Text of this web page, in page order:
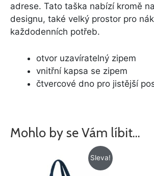
adrese. Tato taška nabízí kromě
designu, také velký prostor pro
každodenních potřeb.
otvor uzavíratelný zipem
vnitřní kapsa se zipem
čtvercové dno pro jistější
Mohlo by se Vám líbit…
Sleva!
cena
byla:
Aktuální
cena